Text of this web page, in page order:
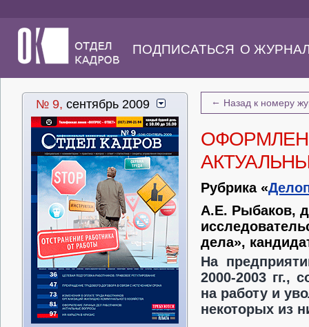
ПОДПИСАТЬСЯ О
№ 9, сентябрь 2009 ← Назад к номеру
Рубрика «
А.Е. Рыбаков,
дела»,
На
2000-2003 гг.,
на работу и
некоторых из